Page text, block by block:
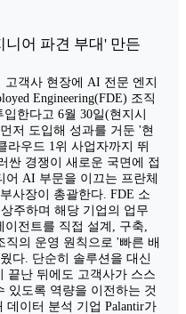
니어 파견 부대' 만든
고객사 현장에 AI 전문 엔지
Engineering(FDE) 조직
한다고 6월 30일(현지시
저 도입해 성과를 거둔 '현
라우드 1위 사업자까지 뛰
싼 경쟁이 새로운 국면에 접
어 AI 부문을 이끄는 프란체
부사장이 총괄한다. FDE 소
주하며 해당 기업의 업무
전트를 직접 설계, 구축,
직의 운영 원칙으로 '빠른 배
다. 단순히 솔루션을 대신
끝난 뒤에도 고객사가 스스
있도록 역량을 이전하는 것
데이터 분석 기업 Palantir가